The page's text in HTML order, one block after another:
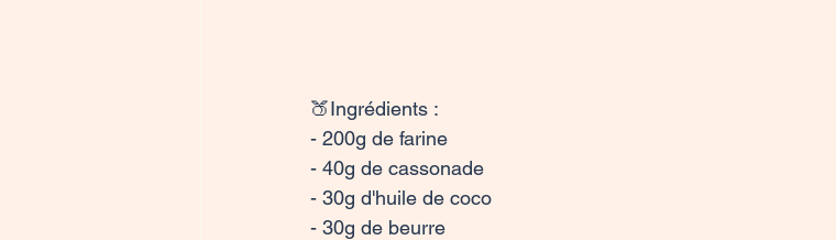
🍑Ingrédients :
- 200g de farine
- 40g de cassonade
- 30g d'huile de coco
- 30g de beurre